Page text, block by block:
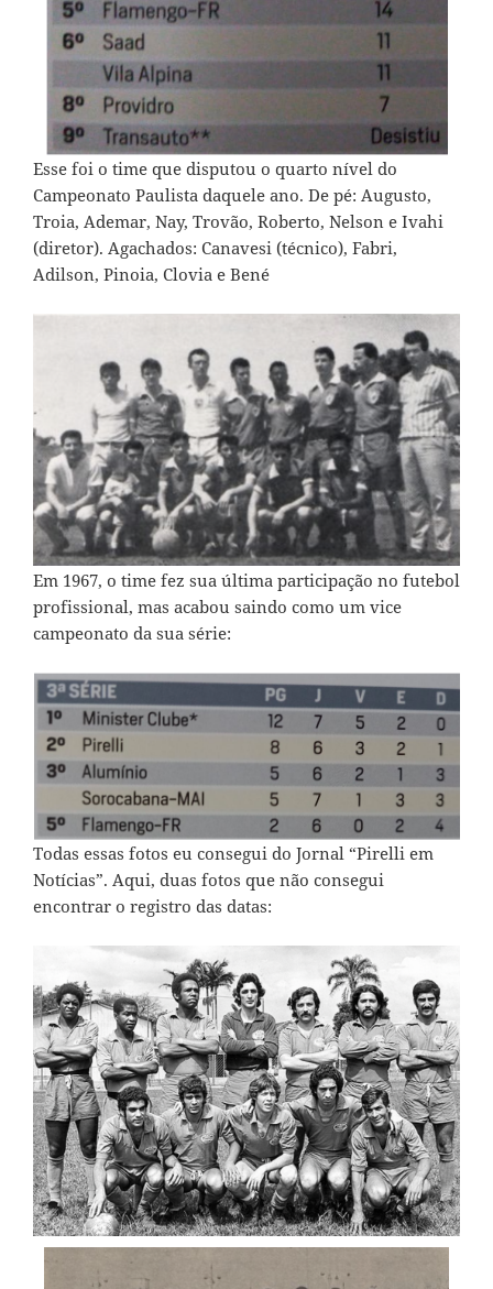
Esse foi o time que disputou o quarto nível do
Campeonato Paulista daquele ano. De pé: Augusto,
Troia, Ademar, Nay, Trovão, Roberto, Nelson e Ivahi
(diretor). Agachados: Canavesi (técnico), Fabri,
Adilson, Pinoia, Clovia e Bené
Em 1967, o time fez sua última participação no futebol
profissional, mas acabou saindo como um vice
campeonato da sua série:
Todas essas fotos eu consegui do Jornal “Pirelli em
Notícias”. Aqui, duas fotos que não consegui
encontrar o registro das datas: